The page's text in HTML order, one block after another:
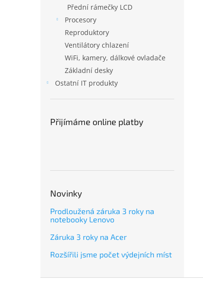
Přední rámečky LCD
Procesory
Reproduktory
Ventilátory chlazení
WiFi, kamery, dálkové ovladače
Základní desky
Ostatní IT produkty
Přijímáme online platby
Novinky
Prodloužená záruka 3 roky na
notebooky Lenovo
Záruka 3 roky na Acer
Rozšířili jsme počet výdejních míst